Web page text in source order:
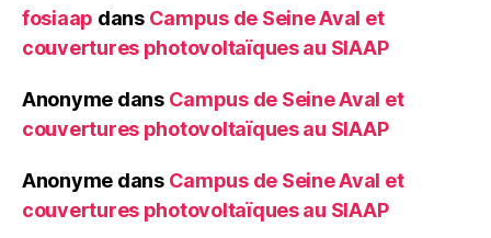
fosiaap dans Campus de Seine Aval et
couvertures photovoltaïques au SIAAP
Anonyme dans Campus de Seine Aval et
couvertures photovoltaïques au SIAAP
Anonyme dans Campus de Seine Aval et
couvertures photovoltaïques au SIAAP